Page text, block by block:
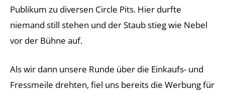
Publikum zu diversen Circle Pits. Hier durfte
niemand still stehen und der Staub stieg wie Nebel
vor der Bühne auf.
Als wir dann unsere Runde über die Einkaufs- und
Fressmeile drehten, fiel uns bereits die Werbung für